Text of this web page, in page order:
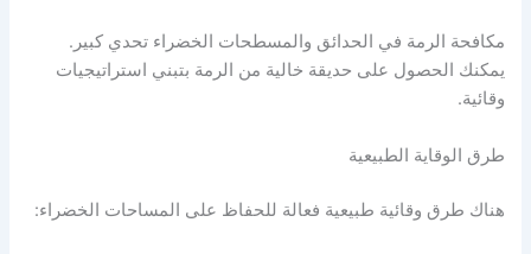
مكافحة الرمة في الحدائق والمسطحات الخضراء تحدي كبير.
يمكنك الحصول على حديقة خالية من الرمة بتبني استراتيجيات
وقائية.
طرق الوقاية الطبيعية
هناك طرق وقائية طبيعية فعالة للحفاظ على المساحات الخضراء: